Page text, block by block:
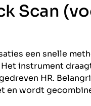
Scan
een snelle
instrument
HR.
wordt